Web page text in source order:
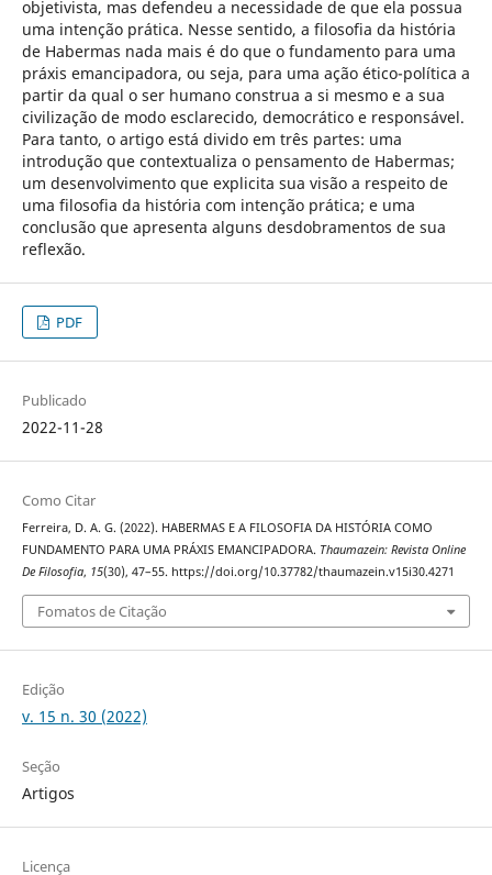
objetivista, mas defendeu a necessidade de que ela possua
uma intenção prática. Nesse sentido, a filosofia da história
de Habermas nada mais é do que o fundamento para uma
práxis emancipadora, ou seja, para uma ação ético-política a
partir da qual o ser humano construa a si mesmo e a sua
civilização de modo esclarecido, democrático e responsável.
Para tanto, o artigo está divido em três partes: uma
introdução que contextualiza o pensamento de Habermas;
um desenvolvimento que explicita sua visão a respeito de
uma filosofia da história com intenção prática; e uma
conclusão que apresenta alguns desdobramentos de sua
reflexão.
PDF
Publicado
2022-11-28
Como Citar
Ferreira, D. A. G. (2022). HABERMAS E A FILOSOFIA DA HISTÓRIA COMO
FUNDAMENTO PARA UMA PRÁXIS EMANCIPADORA. Thaumazein: Revista Online
De Filosofia, 15(30), 47–55. https://doi.org/10.37782/thaumazein.v15i30.4271
Fomatos de Citação
Edição
v. 15 n. 30 (2022)
Seção
Artigos
Licença